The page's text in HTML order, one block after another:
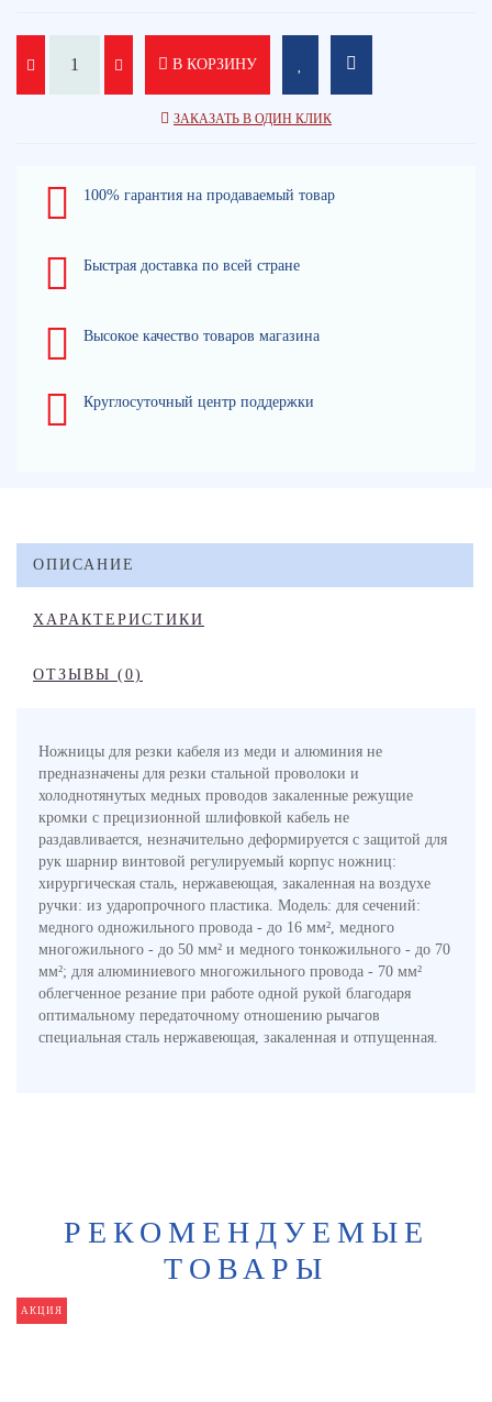
В КОРЗИНУ
ЗАКАЗАТЬ В ОДИН КЛИК
100% гарантия на продаваемый товар
Быстрая доставка по всей стране
Высокое качество товаров магазина
Круглосуточный центр поддержки
ОПИСАНИЕ
ХАРАКТЕРИСТИКИ
ОТЗЫВЫ (0)
Ножницы для резки кабеля из меди и алюминия не
предназначены для резки стальной проволоки и
холоднотянутых медных проводов закаленные режущие
кромки с прецизионной шлифовкой кабель не
раздавливается, незначительно деформируется с защитой для
рук шарнир винтовой регулируемый корпус ножниц:
хирургическая сталь, нержавеющая, закаленная на воздухе
ручки: из ударопрочного пластика. Модель: для сечений:
медного одножильного провода - до 16 мм², медного
многожильного - до 50 мм² и медного тонкожильного - до 70
мм²; для алюминиевого многожильного провода - 70 мм²
облегченное резание при работе одной рукой благодаря
оптимальному передаточному отношению рычагов
специальная сталь нержавеющая, закаленная и отпущенная.
РЕКОМЕНДУЕМЫЕ
ТОВАРЫ
АКЦИЯ